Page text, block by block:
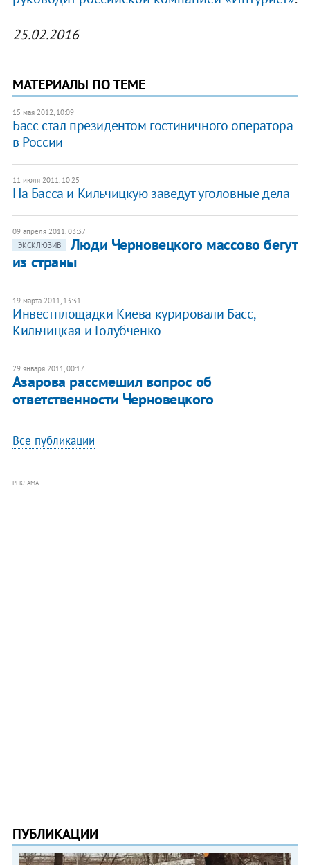
25.02.2016
МАТЕРИАЛЫ ПО ТЕМЕ
15 мая 2012, 10:09
Басс стал президентом гостиничного оператора
в России
11 июля 2011, 10:25
​На Басса и Кильчицкую заведут уголовные дела
09 апреля 2011, 03:37
ЭКСКЛЮЗИВ
Люди Черновецкого массово бегут
из страны
19 марта 2011, 13:31
Инвестплощадки Киева курировали Басс,
Кильчицкая и Голубченко
29 января 2011, 00:17
Азарова рассмешил вопрос об
ответственности Черновецкого
Все публикации
РЕКЛАМА
ПУБЛИКАЦИИ